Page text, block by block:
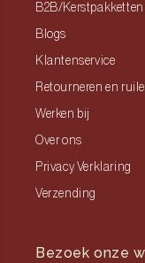
B2B/Kerstpakketten
Blogs
Klantenservice
Retourneren en
Werken bij
Over ons
Privacy Verklaring
Verzending
Bezoek onze